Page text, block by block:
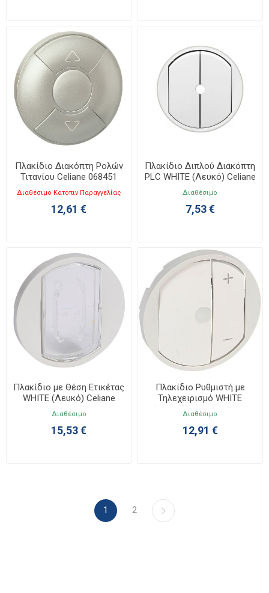
Πλακίδιο Διακόπτη Ρολών
Τιτανίου Celiane 068451
Διαθέσιμο Κατόπιν Παραγγελίας
12,61 €
Πλακίδιο Διπλού Διακόπτη
PLC WHITE (Λευκό) Celiane
068072
Διαθέσιμο
7,53 €
Πλακίδιο με Θέση Ετικέτας
WHITE (Λευκό) Celiane
068014
Διαθέσιμο
15,53 €
Πλακίδιο Ρυθμιστή με
Τηλεχειρισμό WHITE
(Λευκό) Celiane 068075
Διαθέσιμο
12,91 €
1 2